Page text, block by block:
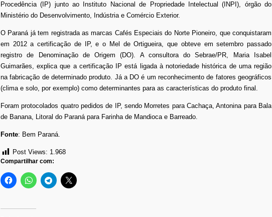
Procedência (IP) junto ao Instituto Nacional de Propriedade Intelectual (INPI), órgão do
Ministério do Desenvolvimento, Indústria e Comércio Exterior.
O Paraná já tem registrada as marcas Cafés Especiais do Norte Pioneiro, que conquistaram
em 2012 a certificação de IP, e o Mel de Ortigueira, que obteve em setembro passado
registro de Denominação de Origem (DO). A consultora do Sebrae/PR, Maria Isabel
Guimarães, explica que a certificação IP está ligada à notoriedade histórica de uma região
na fabricação de determinado produto. Já a DO é um reconhecimento de fatores geográficos
(clima e solo, por exemplo) como determinantes para as características do produto final.
Foram protocolados quatro pedidos de IP, sendo Morretes para Cachaça, Antonina para Bala
de Banana, Litoral do Paraná para Farinha de Mandioca e Barreado.
Fonte: Bem Paraná.
Post Views: 1.968
Compartilhar com: